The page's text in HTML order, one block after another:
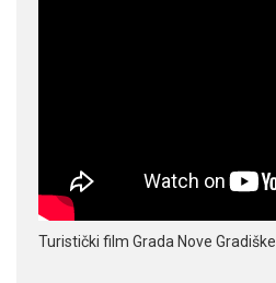
Turistički film Grada Nove Gradiške